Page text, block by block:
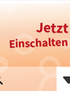
Jetzt
Einschalten